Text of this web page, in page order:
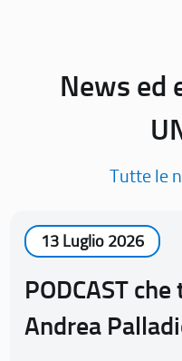
News ed
Tutte le
13 Luglio 2026
PODCAST
Andrea